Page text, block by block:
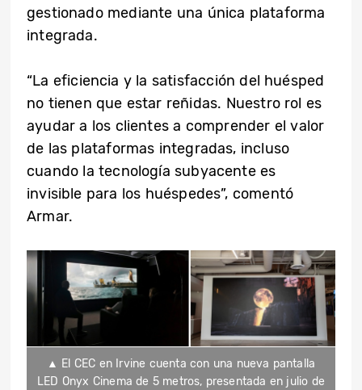
gestionado mediante una única plataforma
integrada.
“La eficiencia y la satisfacción del huésped
no tienen que estar reñidas. Nuestro rol es
ayudar a los clientes a comprender el valor
de las plataformas integradas, incluso
cuando la tecnología subyacente es
invisible para los huéspedes”, comentó
Armar.
▲ El CEC en Irvine cuenta con una nueva pantalla
LED Onyx Cinema de 5 metros, presentada en julio de